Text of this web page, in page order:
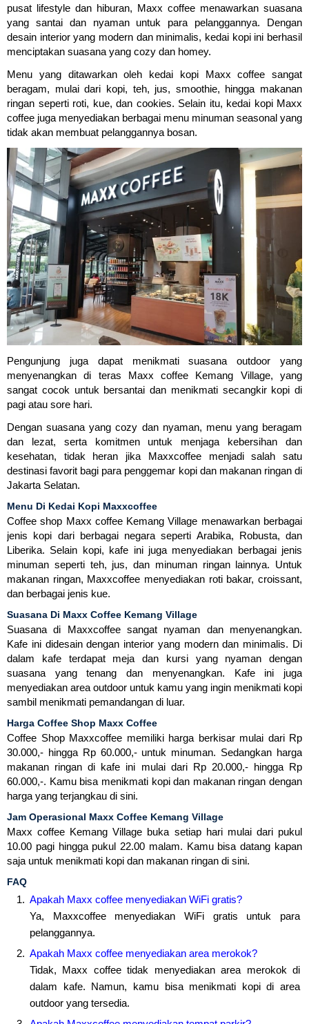
pusat lifestyle dan hiburan, Maxx coffee menawarkan suasana
yang santai dan nyaman untuk para pelanggannya. Dengan
desain interior yang modern dan minimalis, kedai kopi ini berhasil
menciptakan suasana yang cozy dan homey.
Menu yang ditawarkan oleh kedai kopi Maxx coffee sangat
beragam, mulai dari kopi, teh, jus, smoothie, hingga makanan
ringan seperti roti, kue, dan cookies. Selain itu, kedai kopi Maxx
coffee juga menyediakan berbagai menu minuman seasonal yang
tidak akan membuat pelanggannya bosan.
Pengunjung juga dapat menikmati suasana outdoor yang
menyenangkan di teras Maxx coffee Kemang Village, yang
sangat cocok untuk bersantai dan menikmati secangkir kopi di
pagi atau sore hari.
Dengan suasana yang cozy dan nyaman, menu yang beragam
dan lezat, serta komitmen untuk menjaga kebersihan dan
kesehatan, tidak heran jika Maxxcoffee menjadi salah satu
destinasi favorit bagi para penggemar kopi dan makanan ringan di
Jakarta Selatan.
Menu Di Kedai Kopi Maxxcoffee
Coffee shop Maxx coffee Kemang Village menawarkan berbagai
jenis kopi dari berbagai negara seperti Arabika, Robusta, dan
Liberika. Selain kopi, kafe ini juga menyediakan berbagai jenis
minuman seperti teh, jus, dan minuman ringan lainnya. Untuk
makanan ringan, Maxxcoffee menyediakan roti bakar, croissant,
dan berbagai jenis kue.
Suasana Di Maxx Coffee Kemang Village
Suasana di Maxxcoffee sangat nyaman dan menyenangkan.
Kafe ini didesain dengan interior yang modern dan minimalis. Di
dalam kafe terdapat meja dan kursi yang nyaman dengan
suasana yang tenang dan menyenangkan. Kafe ini juga
menyediakan area outdoor untuk kamu yang ingin menikmati kopi
sambil menikmati pemandangan di luar.
Harga Coffee Shop Maxx Coffee
Coffee Shop Maxxcoffee memiliki harga berkisar mulai dari Rp
30.000,- hingga Rp 60.000,- untuk minuman. Sedangkan harga
makanan ringan di kafe ini mulai dari Rp 20.000,- hingga Rp
60.000,-. Kamu bisa menikmati kopi dan makanan ringan dengan
harga yang terjangkau di sini.
Jam Operasional Maxx Coffee Kemang Village
Maxx coffee Kemang Village buka setiap hari mulai dari pukul
10.00 pagi hingga pukul 22.00 malam. Kamu bisa datang kapan
saja untuk menikmati kopi dan makanan ringan di sini.
FAQ
Apakah Maxx coffee menyediakan WiFi gratis?
Ya, Maxxcoffee menyediakan WiFi gratis untuk para
pelanggannya.
Apakah Maxx coffee menyediakan area merokok?
Tidak, Maxx coffee tidak menyediakan area merokok di
dalam kafe. Namun, kamu bisa menikmati kopi di area
outdoor yang tersedia.